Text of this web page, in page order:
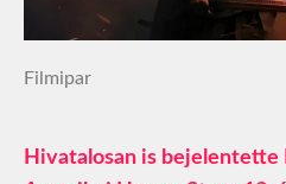
Filmipar
Hivatalosan is bejelentette